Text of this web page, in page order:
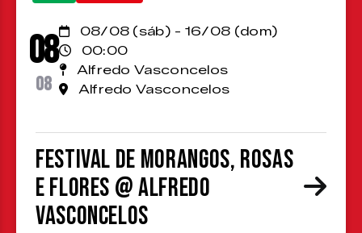
08
08
08/08 (sáb) - 16/08 (dom)
00:00
Alfredo Vasconcelos
Alfredo Vasconcelos
Festival de Morangos, Rosas
e Flores @ Alfredo
Vasconcelos